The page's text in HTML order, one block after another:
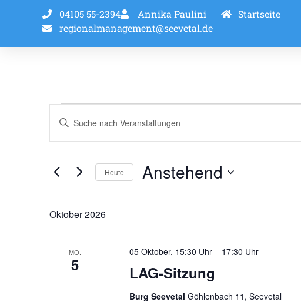
04105 55-2394
Annika Paulini
regionalmanagement@seevetal.de
Startseite
Veranstaltungen
Suche
Ansichten,
Navigation
Bitte
Schlüsselwort
Suche
Veranstaltungen
Schlüsselwort.Heute Anstehend
Oktober 2026
MO.
5 LAG-Sitzung
05 Oktober, 15:30 Uhr– 17:30 Uhr
Burg Seevetal Göhlenbach 11, Seevetal